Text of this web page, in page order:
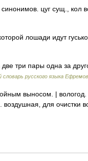
цуг сущ., кол
лошади идут
три пары одна за
русского языка
выносом. | вологод.
для очистки